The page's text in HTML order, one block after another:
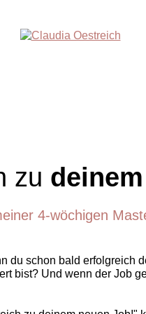
zu
4-wöchigen
du schon bald erfolgreich
bist? Und wenn der Job